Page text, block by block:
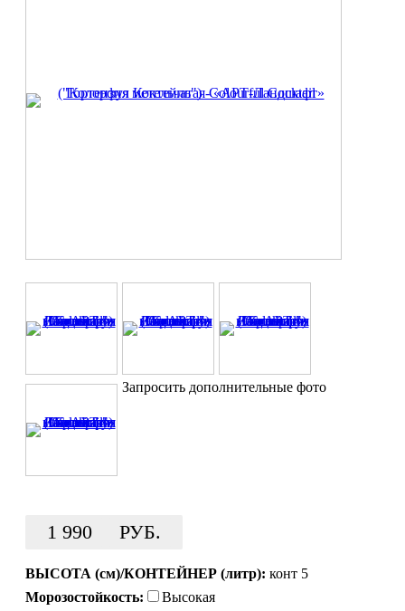
Запросить дополнительные фото
1 990 РУБ.
ВЫСОТА (см)/КОНТЕЙНЕР (литр): конт 5
Морозостойкость:
Высокая